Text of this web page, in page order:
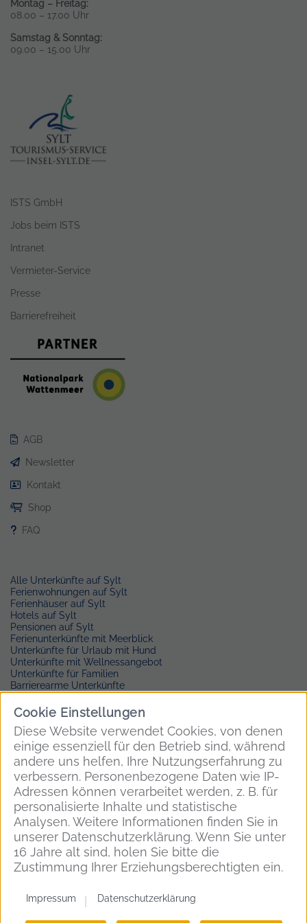
Montag – Freitag:
08.00 – 17.00 Uhr
Samstag & Sonntag:
09.00 – 15.00 Uhr
ISTS GmbH
Jobs beim ISTS
Intranet
Vermieter-Service
Presse
Barrierefreiheit
AGB
Newsletter
Kontakt
Shop
FAQ
Alle Unterkünfte auf Sylt
Ferienwohnungen auf Sylt
Ferienhäuser auf Sylt
Hotels auf Sylt
Pensionen auf Sylt
Ferienunterkünfte mit Meerblick
Unterkünfte für Urlaub mit Hund
Unterkünfte mit Wellnessangebot
Unterkünfte für Familien
Barrierearme Unterkünfte
Ferienwohnungen in Westerland
Unterkünfte in Kampen
Unterkünfte in Keitum
Unterkünfte in Hörnum
Unterkünfte in Rantum
Unterkünfte in Morsum
Unterkünfte in Tinnum
Unterkünfte in Archsum
Unterkünfte in Munkmarsch
Facebook Instagram
Impressum
Datenschutz
Cookie Einstellungen
Diese Website verwendet Cookies, von denen
einige essenziell für den Betrieb sind, während
andere uns helfen, Ihre Nutzungserfahrung zu
verbessern. Personenbezogene Daten wie IP-
Adressen können verarbeitet werden, z. B. für
personalisierte Inhalte und statistische
Analysen. Weitere Informationen finden Sie in
unserer Datenschutzerklärung. Wenn Sie unter
16 Jahre alt sind, holen Sie bitte die
Zustimmung Ihrer Erziehungsberechtigten ein.
Impressum Datenschutzerklärung